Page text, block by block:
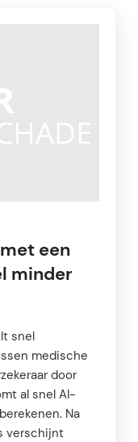
een
minder
snel
medische
door
al snel AI-
Na
verschijnt